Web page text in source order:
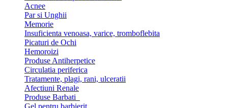
Acnee
Par si Unghii
Memorie
Insuficienta venoasa, varice, tromboflebita
Picaturi de Ochi
Hemoroizi
Produse Antiherpetice
Circulatia periferica
Tratamente, plagi, rani, ulceratii
Afectiuni Renale
Produse Barbati
Gel pentru barbierit